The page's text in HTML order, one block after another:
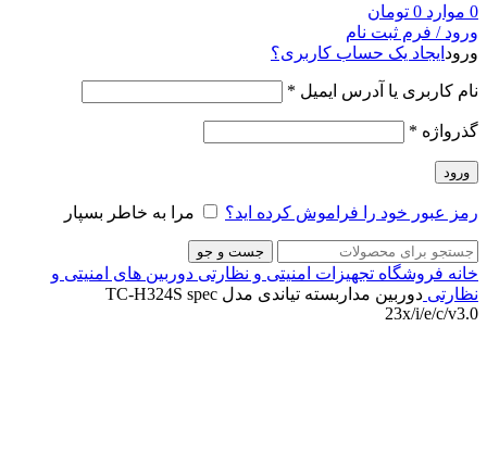
0 موارد 0 تومان
ورود / فرم ثبت نام
ورود ایجاد یک حساب کاربری؟
نام کاربری یا آدرس ایمیل *
گذرواژه *
ورود
رمز عبور خود را فراموش کرده اید؟ مرا به خاطر بسپار
جست و جو
خانه فروشگاه تجهیزات امنیتی و نظارتی دوربین های امنیتی و
نظارتی
دوربین مداربسته تیاندی مدل TC-H324S spec
23x/i/e/c/v3.0